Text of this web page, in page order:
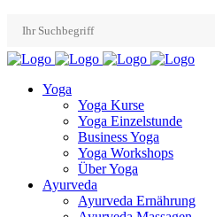
Yoga
Yoga Kurse
Yoga Einzelstunde
Business Yoga
Yoga Workshops
Über Yoga
Ayurveda
Ayurveda Ernährung